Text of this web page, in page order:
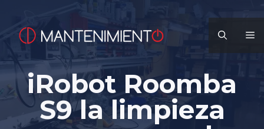
contenido
iRobot Roomba
S9 la limpieza